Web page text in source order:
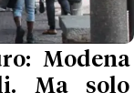
Modena
Ma solo